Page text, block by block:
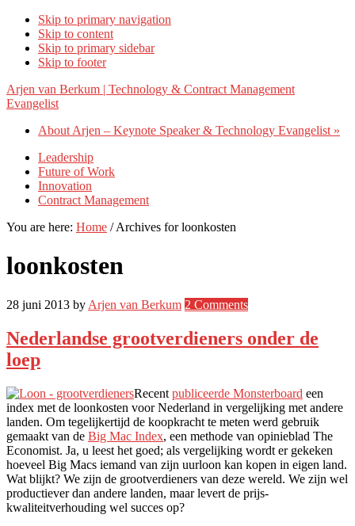
Skip to primary navigation
Skip to content
Skip to primary sidebar
Skip to footer
Arjen van Berkum | Technology & Contract Management
Evangelist
About Arjen – Keynote Speaker & Technology Evangelist »
Leadership
Future of Work
Innovation
Contract Management
You are here: Home /Archives for loonkosten
loonkosten
28 juni 2013 by Arjen van Berkum 2 Comments
Nederlandse grootverdieners onder de
loep
Recent publiceerde Monsterboard een
index met de loonkosten voor Nederland in vergelijking met andere
landen. Om tegelijkertijd de koopkracht te meten werd gebruik
gemaakt van de Big Mac Index, een methode van opinieblad The
Economist. Ja, u leest het goed; als vergelijking wordt er gekeken
hoeveel Big Macs iemand van zijn uurloon kan kopen in eigen land.
Wat blijkt? We zijn de grootverdieners van deze wereld. We zijn wel
productiever dan andere landen, maar levert de prijs-
kwaliteitverhouding wel succes op?